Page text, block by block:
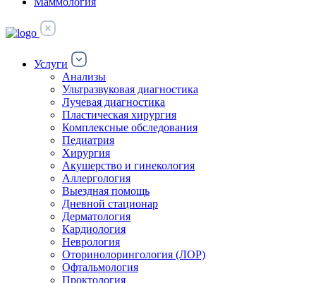
Услуги
Анализы
Ультразвуковая диагностика
Лучевая диагностика
Пластическая хирургия
Комплексные обследования
Педиатрия
Хирургия
Акушерство и гинекология
Аллергология
Выездная помощь
Дневной стационар
Дерматология
Кардиология
Неврология
Оторинолорингология (ЛОР)
Офтальмология
Проктология